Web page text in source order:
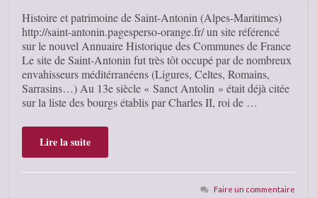
Histoire et patrimoine de Saint-Antonin (Alpes-Maritimes)
http://saint-antonin.pagesperso-orange.fr/ un site référencé
sur le nouvel Annuaire Historique des Communes de France
Le site de Saint-Antonin fut très tôt occupé par de nombreux
envahisseurs méditérranéens (Ligures, Celtes, Romains,
Sarrasins…) Au 13e siècle « Sanct Antolin » était déjà citée
sur la liste des bourgs établis par Charles II, roi de …
Lire la suite
Faire un commentaire